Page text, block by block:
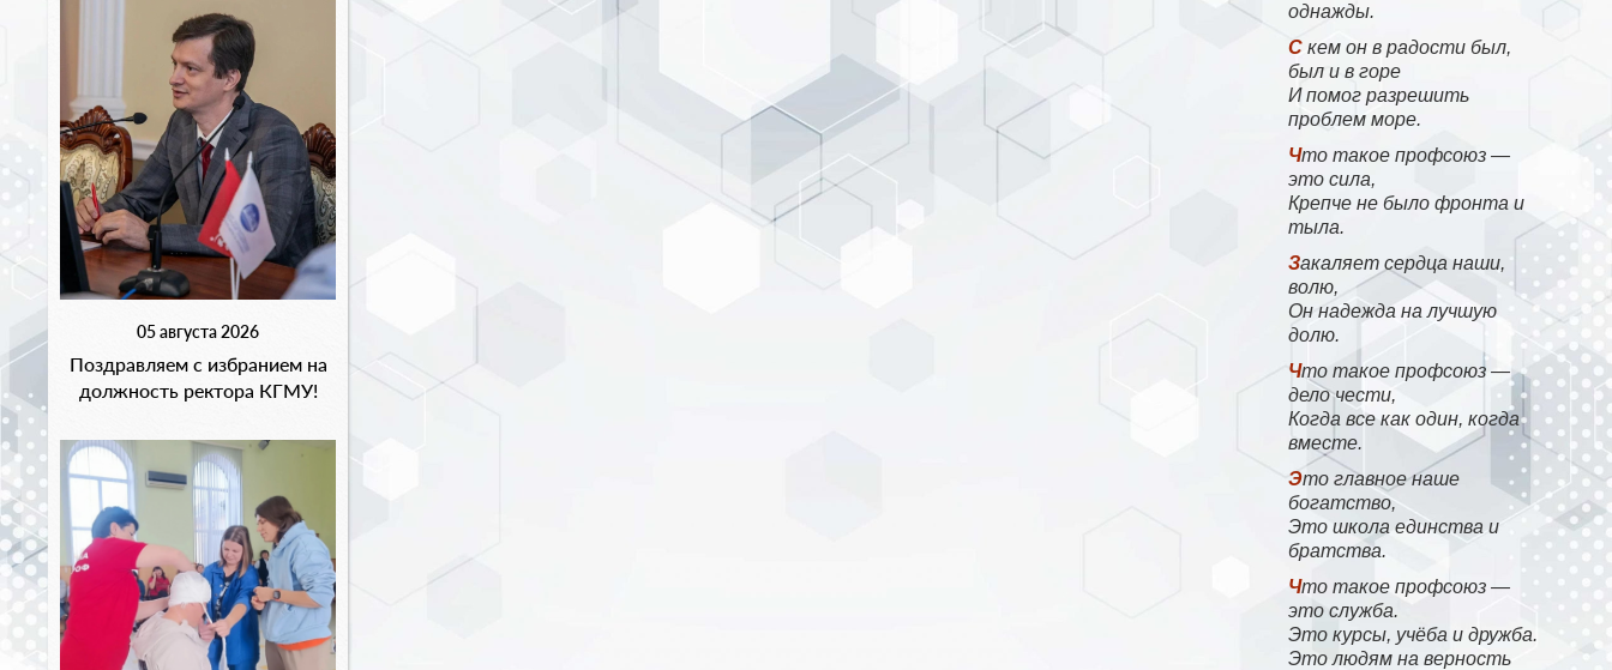
05 августа 2026
Поздравляем с избранием на
должность ректора КГМУ!
однажды.
С кем он в радости был,
был и в горе
И помог разрешить
проблем море.
Что такое профсоюз —
это сила,
Крепче не было фронта и
тыла.
Закаляет сердца наши,
волю,
Он надежда на лучшую
долю.
Что такое профсоюз —
дело чести,
Когда все как один, когда
вместе.
Это главное наше
богатство,
Это школа единства и
братства.
Что такое профсоюз —
это служба.
Это курсы, учёба и дружба.
Это людям на верность